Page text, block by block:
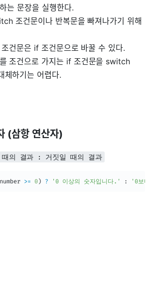
는 문장을 실행한다.
조건문이나 반복문을 빠져나가기 위해
건문은 if 조건문으로 바꿀 수 있다.
조건으로 가지는 if 조건문을 switch
체하기는 어렵다.
(삼항 연산자)
의 결과 : 거짓일 때의 결과
number >= 0 ) ? '0 이상의 숫자입니다.' : '0보다